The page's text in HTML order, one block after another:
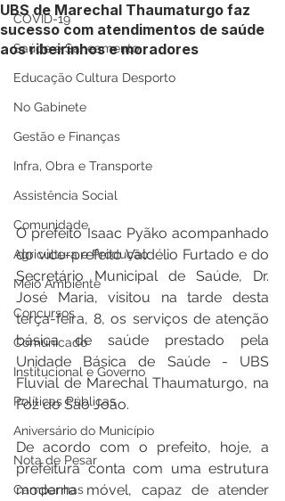
COVID-19
Saúde e Saneamento
Educação Cultura Desporto
No Gabinete
Gestão e Finanças
Infra, Obra e Transporte
Assistência Social
Comunidade
Agricultura e Produção
Meio Ambiente
Concursos
Comunicado
Institucional e Governo
Políticas Públicas
Aniversário do Município
Nota de Pesar
Campanhas
UBS de Marechal Thaumaturgo faz
sucesso com atendimentos de saúde
aos ribeirinhos e moradores
O prefeito Isaac Pyãko acompanhado
do vice-prefeito Valdélio Furtado e do
Secretário Municipal de Saúde, Dr.
José Maria, visitou na tarde desta
terça-feira, 8, os serviços de atenção
básica de saúde prestado pela
Unidade Básica de Saúde - UBS
Fluvial de Marechal Thaumaturgo, na
Foz do São João.
De acordo com o prefeito, hoje, a
prefeitura conta com uma estrutura
moderna móvel, capaz de atender